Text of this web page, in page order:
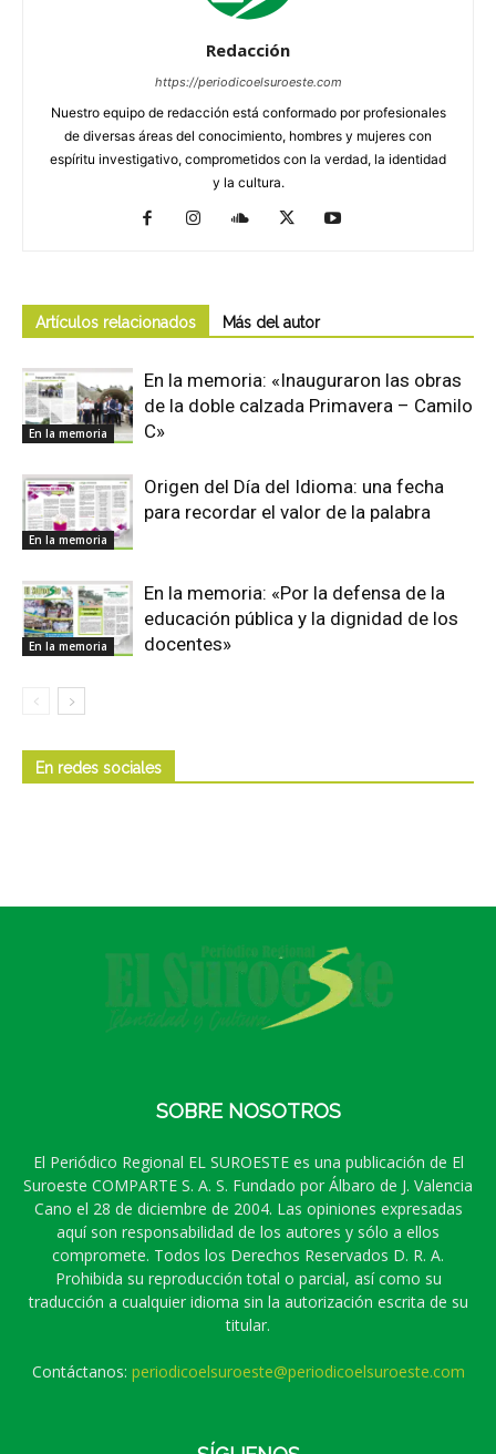
Redacción
https://periodicoelsuroeste.com
Nuestro equipo de redacción está conformado por profesionales
de diversas áreas del conocimiento, hombres y mujeres con
espíritu investigativo, comprometidos con la verdad, la identidad
y la cultura.
Artículos relacionados Más del autor
En la memoria
En la memoria: «Inauguraron las obras
de la doble calzada Primavera – Camilo
C»
En la memoria
Origen del Día del Idioma: una fecha
para recordar el valor de la palabra
En la memoria
En la memoria: «Por la defensa de la
educación pública y la dignidad de los
docentes»
En redes sociales
SOBRE NOSOTROS
El Periódico Regional EL SUROESTE es una publicación de El
Suroeste COMPARTE S. A. S. Fundado por Álbaro de J. Valencia
Cano el 28 de diciembre de 2004. Las opiniones expresadas
aquí son responsabilidad de los autores y sólo a ellos
compromete. Todos los Derechos Reservados D. R. A.
Prohibida su reproducción total o parcial, así como su
traducción a cualquier idioma sin la autorización escrita de su
titular.
Contáctanos: periodicoelsuroeste@periodicoelsuroeste.com